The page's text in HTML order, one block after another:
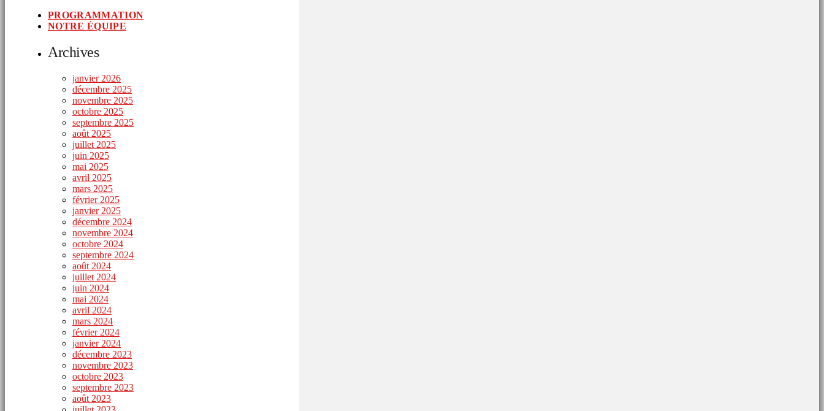
INTERNATIONAL
PROGRAMMATION
NOTRE ÉQUIPE
Archives
janvier 2026
décembre 2025
novembre 2025
octobre 2025
septembre 2025
août 2025
juillet 2025
juin 2025
mai 2025
avril 2025
mars 2025
février 2025
janvier 2025
décembre 2024
novembre 2024
octobre 2024
septembre 2024
août 2024
juillet 2024
juin 2024
mai 2024
avril 2024
mars 2024
février 2024
janvier 2024
décembre 2023
novembre 2023
octobre 2023
septembre 2023
août 2023